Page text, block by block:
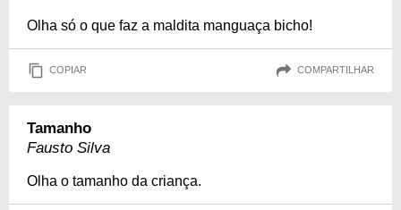
Olha só o que faz a maldita manguaça bicho!
COPIAR COMPARTILHAR
Tamanho
Fausto Silva
Olha o tamanho da criança.